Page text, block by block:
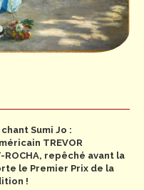
Sumi Jo :
TREVOR
ROCHA, repêché avant la
le Premier Prix de la
!